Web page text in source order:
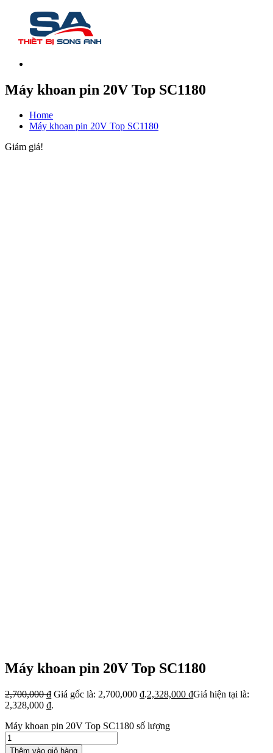
Máy khoan pin 20V Top SC1180
Home
Máy khoan pin 20V Top SC1180
Giảm giá!
Máy khoan pin 20V Top SC1180
2,700,000₫ Giá gốc là: 2,700,000 ₫.2,328,000 ₫Giá hiện tại là:
2,328,000 ₫.
Máy khoan pin 20V Top SC1180 số lượng
Thêm vào giỏ hàng